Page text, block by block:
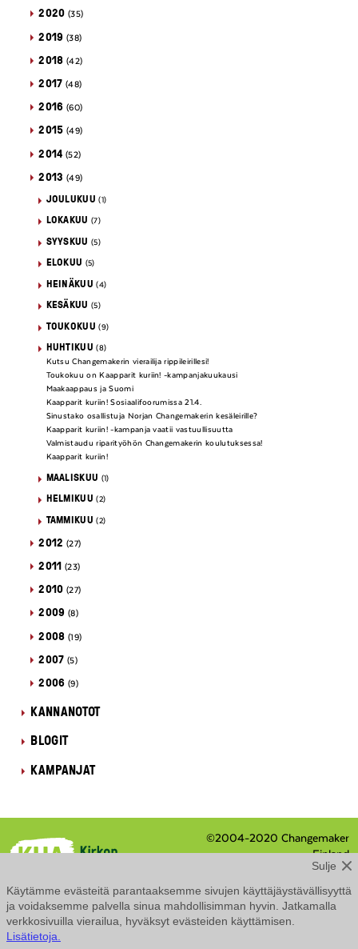
2020 (35)
2019 (38)
2018 (42)
2017 (48)
2016 (60)
2015 (49)
2014 (52)
2013 (49)
JOULUKUU (1)
LOKAKUU (7)
SYYSKUU (5)
ELOKUU (5)
HEINÄKUU (4)
KESÄKUU (5)
TOUKOKUU (9)
HUHTIKUU (8)
Kutsu Changemakerin vierailija rippileirillesi!
Toukokuu on Kaapparit kuriin! -kampanjakuukausi
Maakaappaus ja Suomi
Kaapparit kuriin! Sosiaalifoorumissa 21.4.
Sinustako osallistuja Norjan Changemakerin kesäleirille?
Kaapparit kuriin! -kampanja vaatii vastuullisuutta
Valmistaudu riparityöhön Changemakerin koulutuksessa!
Kaapparit kuriin!
MAALISKUU (1)
HELMIKUU (2)
TAMMIKUU (2)
2012 (27)
2011 (23)
2010 (27)
2009 (8)
2008 (19)
2007 (5)
2006 (9)
KANNANOTOT
BLOGIT
KAMPANJAT
©2004-2020 Changemaker
Finland
Eteläranta 8 / PL 210, 00131
Helsinki
Tietosuojaseloste
Saavutettavuusseloste
Käytämme evästeitä parantaaksemme sivujen käyttäjäystävällisyyttä
ja voidaksemme palvella sinua mahdollisimman hyvin. Jatkamalla
verkkosivuilla vierailua, hyväksyt evästeiden käyttämisen.
Lisätietoja.
Sulje